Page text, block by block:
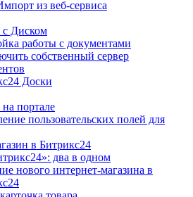
из веб-сервиса
с Диском
работы с документами
собственный сервер
Доски
на портале
пользовательских полей для
в Битрикс24
два в одном
нового интернет-магазина в